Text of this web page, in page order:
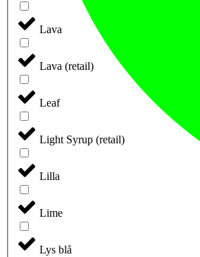
Lava
Lava (retail)
Leaf
Light Syrup (retail)
Lilla
Lime
Lys blå